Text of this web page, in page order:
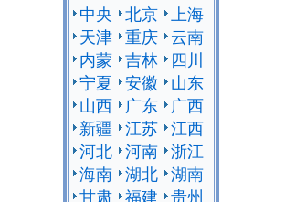
中央 北京 上海
天津 重庆 云南
内蒙 吉林
四川
宁夏 安徽
山东
山西
广东
广西
新疆 江苏 江西
河北 河南 浙江
海南 湖北 湖南
甘肃 福建 贵州